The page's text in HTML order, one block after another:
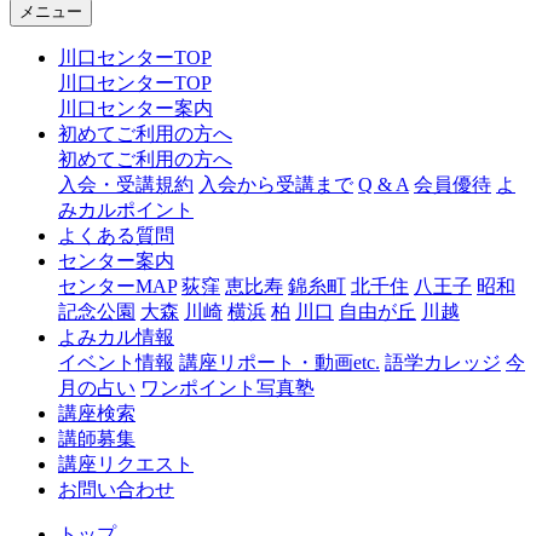
ャ
口
メニュー
川口センターTOP
川口センターTOP
川口センター案内
初めてご利用の方へ
初めてご利用の方へ
入会・受講規約 入会から受講まで Q & A 会員優待 よ
みカルポイント
よくある質問
センター案内
センターMAP 荻窪 恵比寿 錦糸町 北千住 八王子 昭和
記念公園 大森 川崎 横浜 柏 川口 自由が丘 川越
よみカル情報
イベント情報 講座リポート・動画etc. 語学カレッジ 今
月の占い ワンポイント写真塾
講座検索
講師募集
講座リクエスト
お問い合わせ